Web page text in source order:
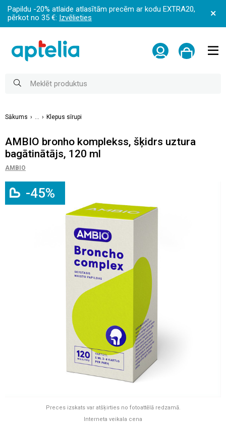
Papildu -20% atlaide atlasītām precēm ar kodu EXTRA20,
pērkot no 35 €: Izvēlieties
Sākums Klepus sīrupi
AMBIO bronho komplekss, šķidrs uztura
bagātinātājs, 120 ml
AMBIO
-45%
Preces izskats var atšķirties no fotoattēlā redzamā.
Interneta veikala cena